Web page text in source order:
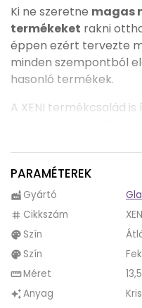
Ki ne szeretne magas
termékeket rakni
éppen ezért tervezte
minden szempontból
hasonló termékek.
A XENI termékcsalád
választékban találunk
összeillőek, ha esetleg
lakásunk és nem csak
A XENI
minden darabot
a felszerelésükhöz.
Széles választékát az
hogy többféle
is kaphatóak
PARAMÉTEREK
factory Gyártó
tag Cikkszám
palette Szín
palette Szín
straightenMéret
auto_awesomeAnyag